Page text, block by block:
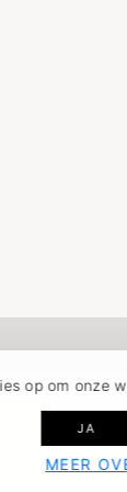
op om onze
JA
MEER